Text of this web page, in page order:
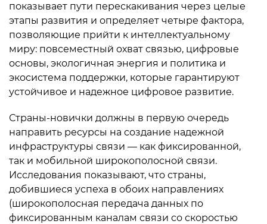
показывает пути перескакивания через целые
этапы развития и определяет четыре фактора,
позволяющие прийти к интеллектуальному
миру: повсеместный охват связью, цифровые
основы, экологичная энергия и политика и
экосистема поддержки, которые гарантируют
устойчивое и надежное цифровое развитие.
Страны-новички должны в первую очередь
направить ресурсы на создание надежной
инфраструктуры связи — как фиксированной,
так и мобильной широкополосной связи.
Исследования показывают, что страны,
добившиеся успеха в обоих направлениях
(широкополосная передача данных по
фиксированным каналам связи со скоростью